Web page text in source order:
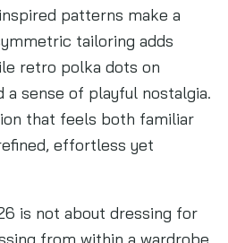
patterns make a
tailoring adds
retro polka dots on
a sense of playful nostalgia.
that feels both familiar
effortless yet
is not about dressing for